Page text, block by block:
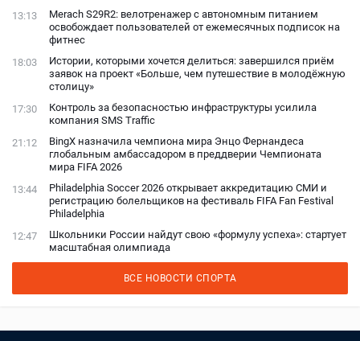
13:13
Merach S29R2: велотренажер с автономным питанием
освобождает пользователей от ежемесячных подписок на
фитнес
18:03
Истории, которыми хочется делиться: завершился приём
заявок на проект «Больше, чем путешествие в молодёжную
столицу»
17:30
Контроль за безопасностью инфраструктуры усилила
компания SMS Traffic
21:12
BingX назначила чемпиона мира Энцо Фернандеса
глобальным амбассадором в преддверии Чемпионата
мира FIFA 2026
13:44
Philadelphia Soccer 2026 открывает аккредитацию СМИ и
регистрацию болельщиков на фестиваль FIFA Fan Festival
Philadelphia
12:47
Школьники России найдут свою «формулу успеха»: стартует
масштабная олимпиада
ВСЕ НОВОСТИ СПОРТА